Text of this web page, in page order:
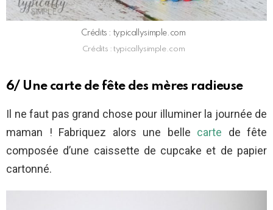
Crédits : typicallysimple.com
Crédits : typicallysimple.com
6/ Une carte de fête des mères radieuse
Il ne faut pas grand chose pour illuminer la journée de
maman ! Fabriquez alors une belle carte de fête
composée d’une caissette de cupcake et de papier
cartonné.